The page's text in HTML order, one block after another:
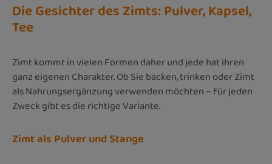
Die Gesichter des Zimts: Pulver, Kapsel,
Tee
Zimt kommt in vielen Formen daher und jede hat ihren
ganz eigenen Charakter. Ob Sie backen, trinken oder Zimt
als Nahrungsergänzung verwenden möchten – für jeden
Zweck gibt es die richtige Variante.
Zimt als Pulver und Stange